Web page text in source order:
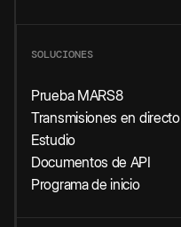
SOLUCIONES
Prueba MARS8
Transmisiones en directo
Estudio
Documentos de API
Programa de inicio